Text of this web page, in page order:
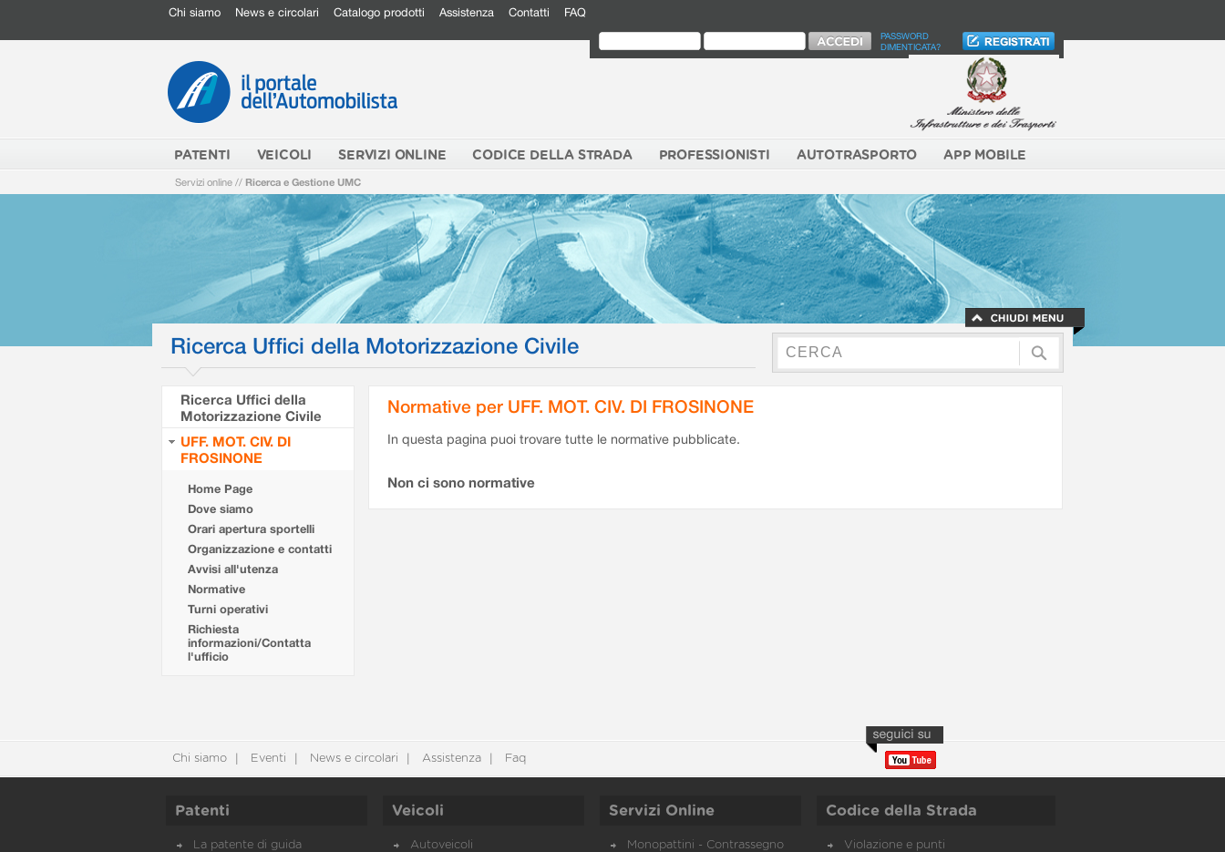
Chi siamo News e circolari Catalogo prodotti Assistenza Contatti FAQ
PASSWORD
DIMENTICATA?
PATENTI VEICOLI SERVIZI ONLINE CODICE DELLA STRADA PROFESSIONISTI AUTOTRASPORTO APP MOBILE
Servizi online // Ricerca e Gestione UMC
Ricerca Uffici della Motorizzazione Civile
Ricerca Uffici della
Motorizzazione Civile
UFF. MOT. CIV. DI
FROSINONE
Home Page
Dove siamo
Orari apertura sportelli
Organizzazione e contatti
Avvisi all'utenza
Normative
Turni operativi
Richiesta
informazioni/Contatta
l'ufficio
Normative per UFF. MOT. CIV. DI FROSINONE
In questa pagina puoi trovare tutte le normative pubblicate.
Non ci sono normative
Chi siamo Eventi News e circolari Assistenza Faq
Patenti
La patente di guida
Veicoli
Autoveicoli
Servizi Online
Monopattini - Contrassegno
Codice della Strada
Violazione e punti